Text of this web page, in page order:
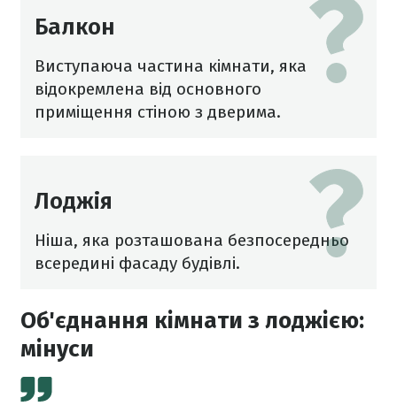
Балкон
Виступаюча частина кімнати, яка
відокремлена від основного
приміщення стіною з дверима.
Лоджія
Ніша, яка розташована безпосередньо
всередині фасаду будівлі.
Об'єднання кімнати з лоджією:
мінуси